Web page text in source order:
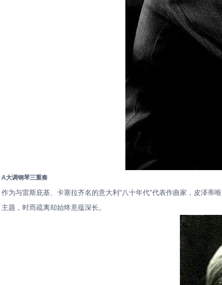
A大调钢琴三重奏
作为与雷斯庇基、卡塞拉齐名的意大利"八十年代"代表作曲家，皮泽蒂
主题，时而疏离却始终意蕴深长。